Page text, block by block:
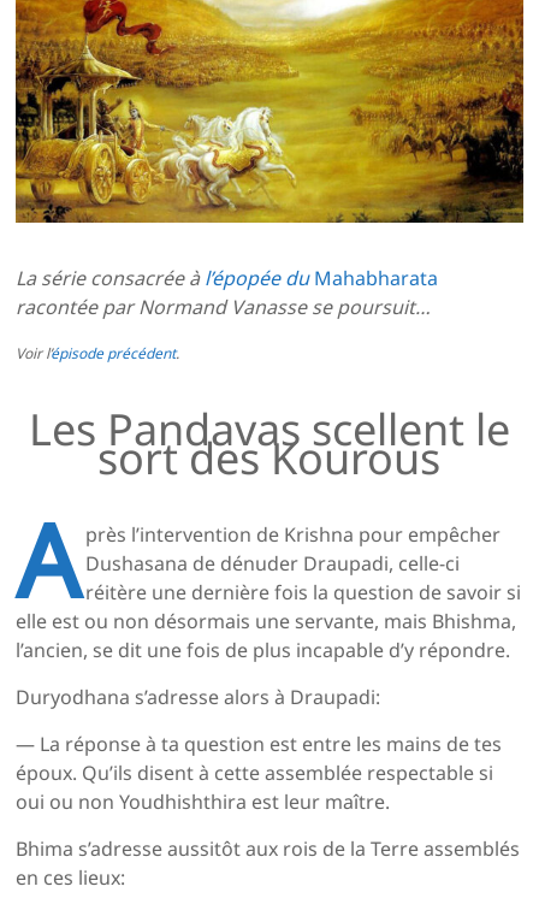
La série consacrée àl’épopée duMahabharata
racontée par Normand Vanasse se poursuit…
Voir l’épisode précédent.
Les Pandavas scellent le
sort des Kourous
A près l’intervention de Krishna pour empêcher
Dushasana de dénuder Draupadi, celle-ci
réitère une dernière fois la question de savoir si
elle est ou non désormais une servante, mais Bhishma,
l’ancien, se dit une fois de plus incapable d’y répondre.
Duryodhana s’adresse alors à Draupadi:
— La réponse à ta question est entre les mains de tes
époux. Qu’ils disent à cette assemblée respectable si
oui ou non Youdhishthira est leur maître.
Bhima s’adresse aussitôt aux rois de la Terre assemblés
en ces lieux: